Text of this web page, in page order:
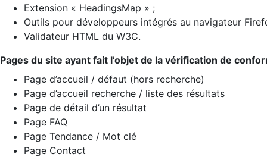
Extension « HeadingsMap » ;
Outils pour développeurs intégrés au navigateur
Validateur HTML du W3C.
Pages du site ayant fait l’objet de la vérification de
Page d’accueil / défaut (hors recherche)
Page d’accueil recherche / liste des résultats
Page de détail d’un résultat
Page FAQ
Page Tendance / Mot clé
Page Contact